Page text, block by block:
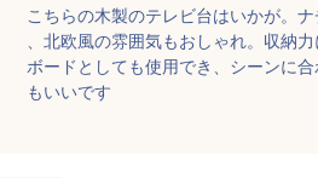
こちらの木製のテレビ台はいかが。
、北欧風の雰囲気もおしゃれ。収納
ボードとしても使用でき、シーンに
もいいです